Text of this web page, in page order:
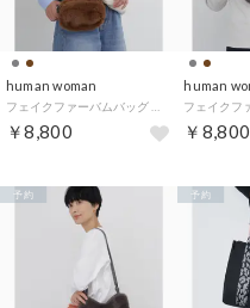
human woman
フェイクファーバムバッグ （ブラウン）
￥8,800
human
￥8,800
予約 予約